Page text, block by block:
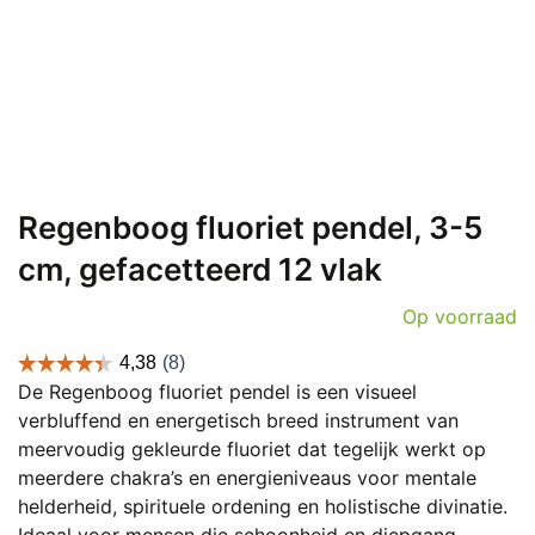
Regenboog fluoriet pendel, 3-5
cm, gefacetteerd 12 vlak
Op voorraad
De Regenboog fluoriet pendel is een visueel
verbluffend en energetisch breed instrument van
meervoudig gekleurde fluoriet dat tegelijk werkt op
meerdere chakra’s en energieniveaus voor mentale
helderheid, spirituele ordening en holistische divinatie.